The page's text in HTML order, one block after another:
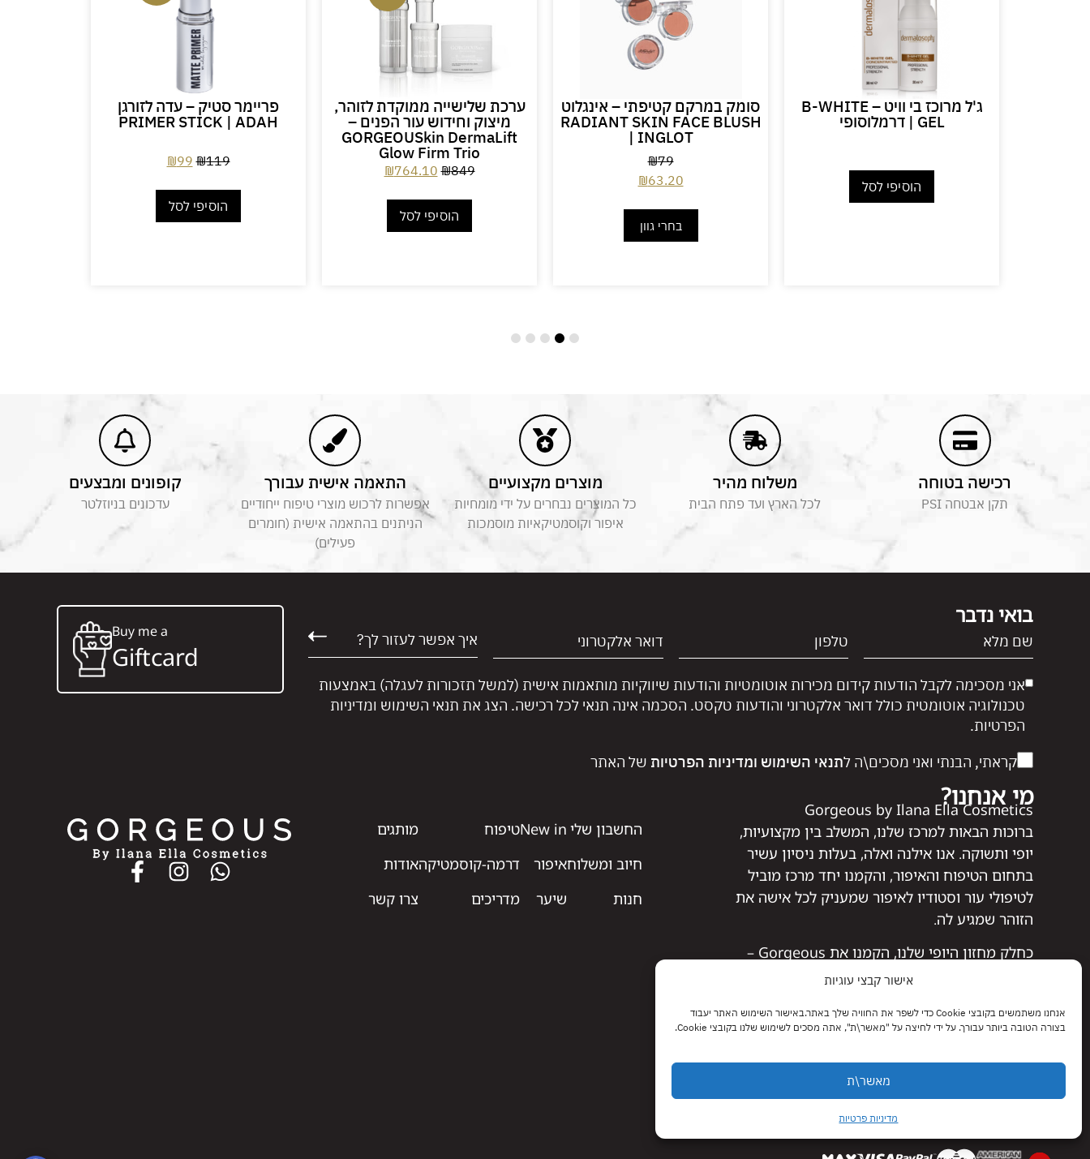
אישור קבצי עוגיות
אנחנו משתמשים בקובצי Cookie כדי לשפר את החוויה שלך באתר.באישור השימוש האתר יעבוד
בצורה הטובה ביותר עבורך. על ידי לחיצה על "מאשר\ת", אתה מסכים לשימוש שלנו בקובצי Cookie.
מאשר\ת
מדיניות פרטיות
ג'ל מרוכז בי וויט – B-WHITE
GEL | דרמלוסופי
הוסיפי לסל
סומק במרקם קטיפתי – אינגלוט
RADIANT SKIN FACE BLUSH
| INGLOT
₪79
₪63.20
בחרי גוון
ערכת שלישייה ממוקדת לזוהר,
מיצוק וחידוש עור הפנים –
GORGEOUSkin DermaLift
Glow Firm Trio
₪849
₪764.10
הוסיפי לסל
פריימר סטיק – עדה לזורגן
PRIMER STICK | ADAH
₪119
₪99
הוסיפי לסל
רכישה בטוחה
תקן אבטחה PSI
משלוח מהיר
לכל הארץ ועד פתח הבית
מוצרים מקצועיים
כל המוצרים נבחרים על ידי מומחיות
איפור וקוסמטיקאיות מוסמכות
התאמה אישית עבורך
אפשרות לרכוש מוצרי טיפוח ייחודיים
הניתנים בהתאמה אישית (חומרים
פעילים)
קופונים ומבצעים
עדכונים בניוזלטר
בואי נדבר
אני מסכימה לקבל הודעות קידום מכירות אוטומטיות והודעות שיווקיות מותאמות אישית (למשל תזכורות לעגלה) באמצעות
טכנולוגיה אוטומטית כולל דואר אלקטרוני והודעות טקסט. הסכמה אינה תנאי לכל רכישה. הצג את תנאי השימוש ומדיניות
הפרטיות.
קראתי, הבנתי ואני מסכים\ה לתנאי השימוש ומדיניות הפרטיות של האתר
Buy me a
Giftcard
מי אנחנו?
Gorgeous by Ilana Ella Cosmetics
ברוכות הבאות למרכז שלנו, המשלב בין מקצועיות,
יופי ותשוקה. אנו אילנה ואלה, בעלות ניסיון עשיר
בתחום הטיפוח והאיפור, והקמנו יחד מרכז מוביל
לטיפולי עור וסטודיו לאיפור שמעניק לכל אישה את
הזוהר שמגיע לה.
כחלק מחזון היופי שלנו, הקמנו את Gorgeous –
אתר המציע מבחר איכותי של מוצרי איפור, טיפוח
הפתרונות המושלמים לשגרת היופי שלך.
מקצועי, המלצות מותאמות אישית ואהבה אמיתית
ליופי שלך.
החשבון שלי
חיוב ומשלוח
חנות
New in
איפור
שיער
טיפוח
דרמה-קוסמטיקה
מדריכים
מותגים
אודות
צרו קשר